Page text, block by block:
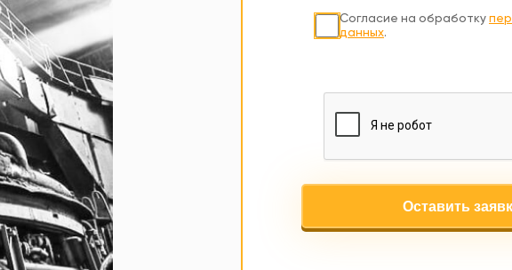
Согласие на обработку
данных.
Оставить